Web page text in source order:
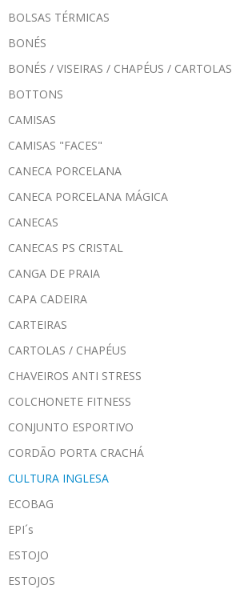
BOLSAS TÉRMICAS
BONÉS
BONÉS / VISEIRAS / CHAPÉUS / CARTOLAS
BOTTONS
CAMISAS
CAMISAS "FACES"
CANECA PORCELANA
CANECA PORCELANA MÁGICA
CANECAS
CANECAS PS CRISTAL
CANGA DE PRAIA
CAPA CADEIRA
CARTEIRAS
CARTOLAS / CHAPÉUS
CHAVEIROS ANTI STRESS
COLCHONETE FITNESS
CONJUNTO ESPORTIVO
CORDÃO PORTA CRACHÁ
CULTURA INGLESA
ECOBAG
EPI´s
ESTOJO
ESTOJOS